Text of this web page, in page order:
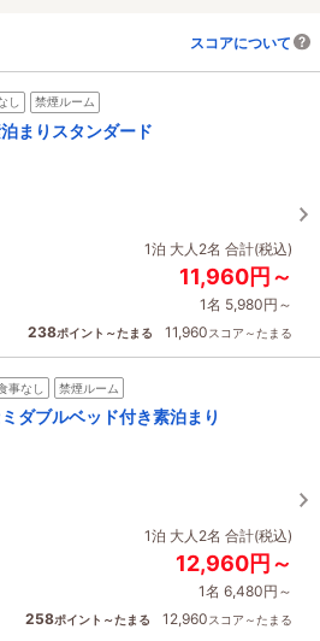
スコアについて
し 禁煙ルーム
まりスタンダード
1泊 大人2名 合計(税込)
11,960円～
1名 5,980円～
238ポイント～たまる 11,960スコア～たまる
事なし 禁煙ルーム
ダブルベッド付き素泊まり
1泊 大人2名 合計(税込)
12,960円～
1名 6,480円～
258ポイント～たまる 12,960スコア～たまる